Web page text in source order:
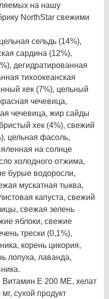
на нашу
NorthStar свежими
сельдь (14%),
сардина (12%),
дегидратированная
тихоокеанская
хек (7%), цельный
чечевица,
чечевица, жир сайды
хек (4%), свежий
цельная фасоль,
на солнце
холодного отжима,
бурые водоросли,
мускатная тыква,
капуста, свежий
свежая зелень
яблоки, свежие
трески (0,1%),
корень цикория,
лопуха, лаванда,
Витамин Е 200 МЕ, хелат
сухой продукт